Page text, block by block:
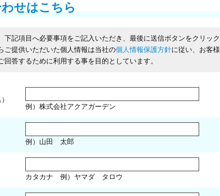
せはこちら
下記項目へ必要事項をご記入いただき、最後に送信ボタンをクリック
ご提供いただいた個人情報は当社の個人情報保護方針に従い、お客
回答するために利用する事を目的としています。
例）株式会社アクアガーデン
例）山田 太郎
カタカナ 例）ヤマダ タロウ